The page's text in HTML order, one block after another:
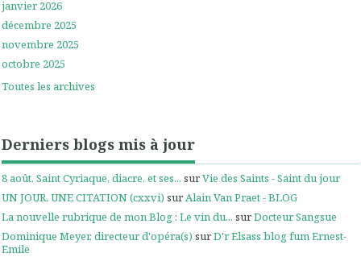
janvier 2026
décembre 2025
novembre 2025
octobre 2025
Toutes les archives
Derniers blogs mis à jour
8 août. Saint Cyriaque, diacre, et ses... surVie des Saints - Saint du jour
UN JOUR, UNE CITATION (cxxvi) surAlain Van Praet - BLOG
La nouvelle rubrique de mon Blog : Le vin du... surDocteur Sangsue
Dominique Meyer, directeur d'opéra(s) surD'r Elsass blog fum Ernest-
Emile